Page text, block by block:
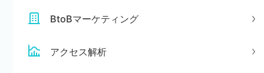
BtoBマーケティング
アクセス解析